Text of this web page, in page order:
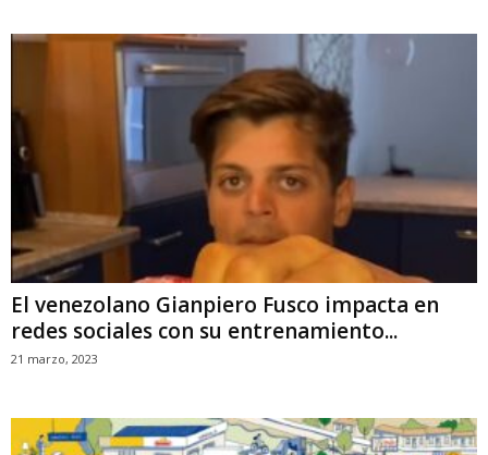
El venezolano Gianpiero Fusco impacta en
redes sociales con su entrenamiento...
21 marzo, 2023